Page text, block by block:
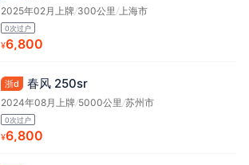
2025年02月上牌/300公里 /上海市
0次过户
¥6,800
浙d 春风 250sr
2024年08月上牌/5000公里 /苏州市
0次过户
¥6,800